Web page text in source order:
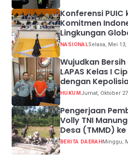
Konferensi PUIC
Komitmen
Lingkungan
NASIONALSelasa, Mei 13,
Wujudkan
LAPAS Kelas I
dengan
Jakarta Barat
HUKUMJumat, Oktober
Pengerjaan
Volly TNI
Desa (TMMD) ke
BERITA DAERAHMinggu,